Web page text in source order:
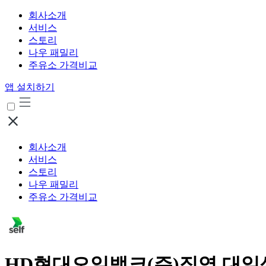
회사소개
서비스
스토리
나우 패밀리
주유소 가격비교
앱 설치하기
회사소개
서비스
스토리
나우 패밀리
주유소 가격비교